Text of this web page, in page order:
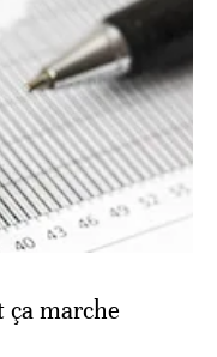
ça marche